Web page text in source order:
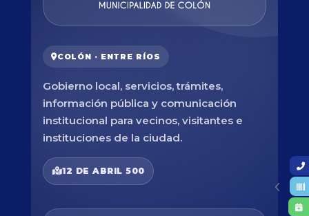
COLÓN · ENTRE RÍOS
Gobierno local, servicios, trámites,
información pública y comunicación
institucional para vecinos, visitantes e
instituciones de la ciudad.
12 DE ABRIL 500